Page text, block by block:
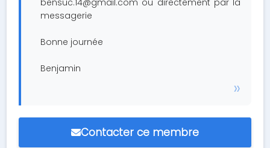
bensuc.14@gmail.com ou directement par la
messagerie
Bonne journée
Benjamin
Contacter ce membre